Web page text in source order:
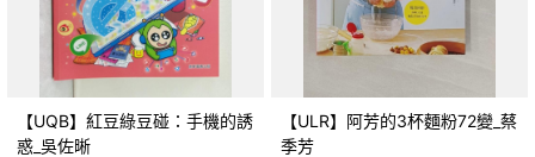
【UQB】紅豆綠豆碰：手機的誘
惑_吳佐晰
【ULR】阿芳的3杯麵粉72變_蔡
季芳